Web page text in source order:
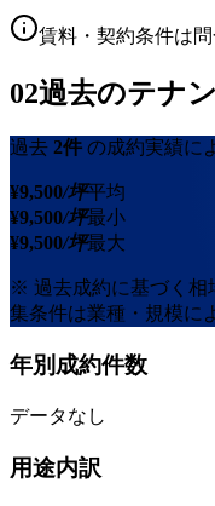
賃料・契約条件は
02過去のテナ
過去 2件 の成約実績に
¥9,500/坪平均
¥9,500/坪最小
¥9,500/坪最大
※ 過去成約に基づく相
集条件は業種・規模に
年別成約件数
データなし
用途内訳